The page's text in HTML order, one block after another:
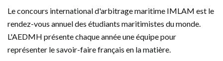
Le concours international d'arbitrage maritime IMLAM est le
rendez-vous annuel des étudiants maritimistes du monde.
L'AEDMH présente chaque année une équipe pour
représenter le savoir-faire français en la matière.